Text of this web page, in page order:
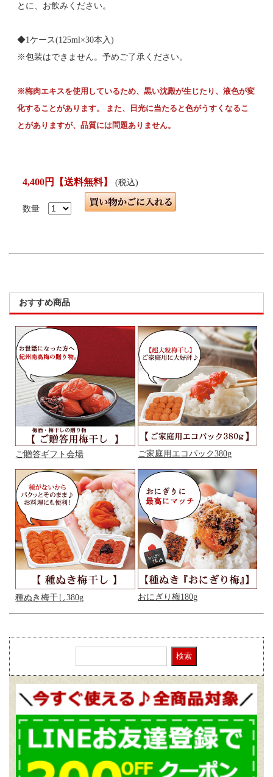
とに、お飲みください。
◆1ケース(125ml×30本入)
※包装はできません。予めご了承ください。
※梅肉エキスを使用しているため、黒い沈殿が生じたり、液色が変
化することがあります。 また、日光に当たると色がうすくなるこ
とがありますが、品質には問題ありません。
4,400円【送料無料】(税込)
数量
おすすめ商品
ご贈答ギフト会場 ご家庭用エコパック380g
種ぬき梅干し380g おにぎり梅180g
検索